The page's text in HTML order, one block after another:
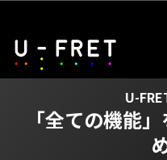
U-
「全ての機能」